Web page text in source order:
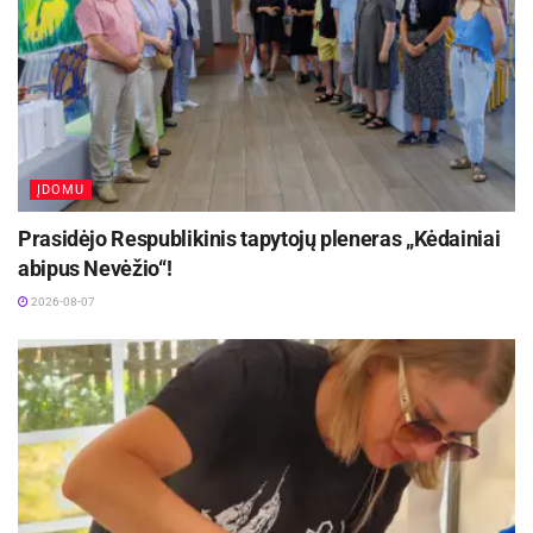
Sambūryje nevyriausybinių organizacijų
aktyvistai rungėsi įvairiausiose sportinėse
varžybose. Žaidėjai suko lanką, bėgo su maišais,
savo jėgas išbandė kitose nuotaikingose
estafetėse.
Aktualios naujienos
Tarptautinis vargonų muzikos festivalis „Cantus
Netrukus Zarasuose – aktorinio meistriškumo
kursai su aktore Emilija Latėnaite
2026-08-08
Pirmame nevyriausybinių organizacijų
sambūryje pačia aktyviausia buvo išrinkta
ĮDOMU
Prasidėjo Respublikinis tapytojų pleneras „Kėdainiai
abipus Nevėžio“!
2026-08-07